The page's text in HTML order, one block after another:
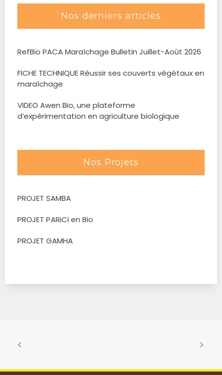
Nos derniers articles
RefBio PACA Maraîchage Bulletin Juillet-Août 2026
FICHE TECHNIQUE Réussir ses couverts végétaux en
maraîchage
VIDEO Awen Bio, une plateforme
d’expérimentation en agriculture biologique
Nos Projets
PROJET SAMBA
PROJET PARiCi en Bio
PROJET GAMHA